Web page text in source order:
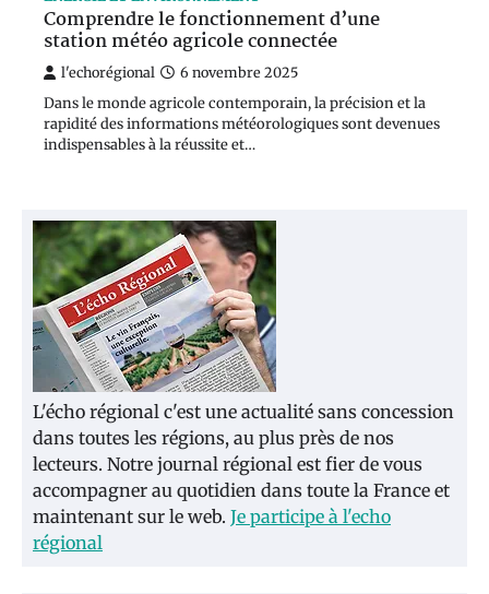
Comprendre le fonctionnement d’une
station météo agricole connectée
l'echorégional 6 novembre 2025
Dans le monde agricole contemporain, la précision et la
rapidité des informations météorologiques sont devenues
indispensables à la réussite et…
L'écho régional c'est une actualité sans concession
dans toutes les régions, au plus près de nos
lecteurs. Notre journal régional est fier de vous
accompagner au quotidien dans toute la France et
maintenant sur le web. Je participe à l'echo
régional